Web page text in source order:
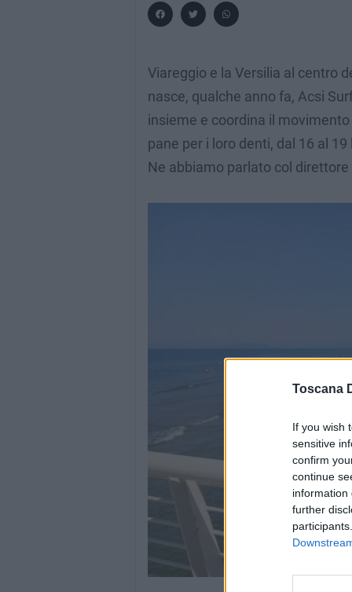
Toscana
If you wish
sensitive
confirm
continue
information
further
Viareggio e la Versilia al centro
nasce, qualche anno fa, Acsi
insieme e coordina il
pane per i loro denti, dal 16 al
Ne abbiamo parlato col